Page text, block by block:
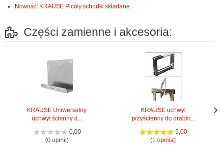
Nowość! KRAUSE Picoly schodki składane
Części zamienne i akcesoria:
KRAUSE Uniwersalny
uchwyt ścienny d...
0,00
(0 opinii)
KRAUSE uchwyt
przyścienny do drabin...
5,00
(1 opinia)